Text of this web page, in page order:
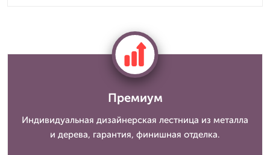
Премиум
Индивидуальная дизайнерская лестница из металла
и дерева, гарантия, финишная отделка.